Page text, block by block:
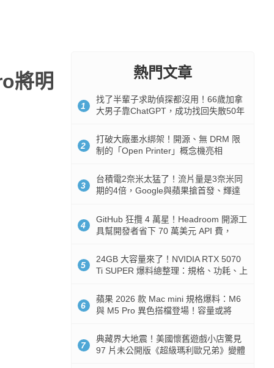
將明
熱門文章
1
找了半輩子求助偵探都沒用！66歲加拿
大男子靠ChatGPT，成功找回失散50年
2
打破大廠墨水綁架！開源、無 DRM 限
制的「Open Printer」概念機亮相
3
台積電2奈米太猛了！流片量是3奈米同
期的4倍，Google與蘋果搶首發、輝達
4
GitHub 狂攬 4 萬星！Headroom 開源工
具幫開發者省下 70 萬美元 API 費，
5
24GB 大容量來了！NVIDIA RTX 5070
Ti SUPER 爆料總整理：規格、功耗、上
6
蘋果 2026 款 Mac mini 規格爆料：M6
與 M5 Pro 異色搭檔登場！容量或將
7
典藏界大地震！美國懷舊遊戲小店驚見
97 片未公開版《超級瑪利歐兄弟》變體